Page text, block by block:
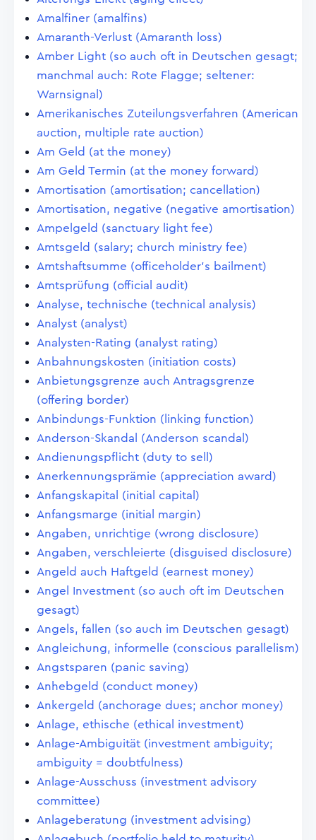
Amalfiner (amalfins)
Amaranth-Verlust (Amaranth loss)
Amber Light (so auch oft in Deutschen gesagt;
manchmal auch: Rote Flagge; seltener:
Warnsignal)
Amerikanisches Zuteilungsverfahren (American
auction, multiple rate auction)
Am Geld (at the money)
Am Geld Termin (at the money forward)
Amortisation (amortisation; cancellation)
Amortisation, negative (negative amortisation)
Ampelgeld (sanctuary light fee)
Amtsgeld (salary; church ministry fee)
Amtshaftsumme (officeholder's bailment)
Amtsprüfung (official audit)
Analyse, technische (technical analysis)
Analyst (analyst)
Analysten-Rating (analyst rating)
Anbahnungskosten (initiation costs)
Anbietungsgrenze auch Antragsgrenze
(offering border)
Anbindungs-Funktion (linking function)
Anderson-Skandal (Anderson scandal)
Andienungspflicht (duty to sell)
Anerkennungsprämie (appreciation award)
Anfangskapital (initial capital)
Anfangsmarge (initial margin)
Angaben, unrichtige (wrong disclosure)
Angaben, verschleierte (disguised disclosure)
Angeld auch Haftgeld (earnest money)
Angel Investment (so auch oft im Deutschen
gesagt)
Angels, fallen (so auch im Deutschen gesagt)
Angleichung, informelle (conscious parallelism)
Angstsparen (panic saving)
Anhebgeld (conduct money)
Ankergeld (anchorage dues; anchor money)
Anlage, ethische (ethical investment)
Anlage-Ambiguität (investment ambiguity;
ambiguity = doubtfulness)
Anlage-Ausschuss (investment advisory
committee)
Anlageberatung (investment advising)